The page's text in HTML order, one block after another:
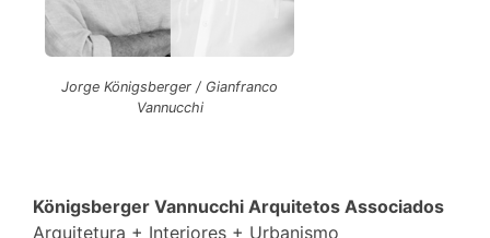
Jorge Königsberger / Gianfranco
Vannucchi
Königsberger Vannucchi Arquitetos Associados
Arquitetura + Interiores + Urbanismo